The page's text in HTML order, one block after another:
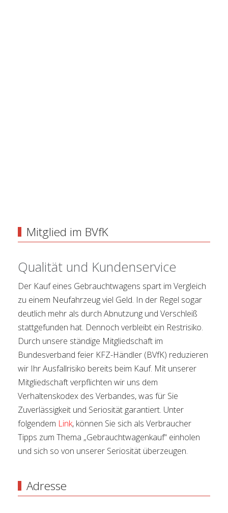
Mitglied im BVfK
Qualität und Kundenservice
Der Kauf eines Gebrauchtwagens spart im Vergleich
zu einem Neufahrzeug viel Geld. In der Regel sogar
deutlich mehr als durch Abnutzung und Verschleiß
stattgefunden hat. Dennoch verbleibt ein Restrisiko.
Durch unsere ständige Mitgliedschaft im
Bundesverband feier KFZ-Händler (BVfK) reduzieren
wir Ihr Ausfallrisiko bereits beim Kauf. Mit unserer
Mitgliedschaft verpflichten wir uns dem
Verhaltenskodex des Verbandes, was für Sie
Zuverlässigkeit und Seriosität garantiert. Unter
folgendem Link, können Sie sich als Verbraucher
Tipps zum Thema „Gebrauchtwagenkauf“ einholen
und sich so von unserer Seriosität überzeugen.
Adresse